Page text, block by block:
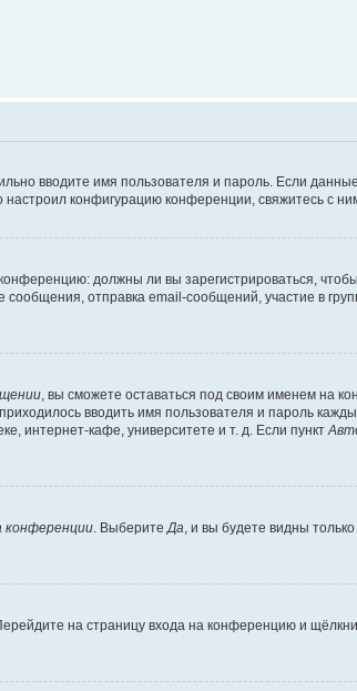
вводите имя пользователя и пароль. Если
конфигурацию конференции, свяжитесь с
должны ли вы зарегистрироваться,
отправка email-сообщений, участие в
, вы сможете оставаться под своим именем на
вводить имя пользователя и пароль
интернет-кафе, университете и т. д. Если пункт
конференции. ВыберитеДа, и вы будете видны
на страницу входа на конференцию и